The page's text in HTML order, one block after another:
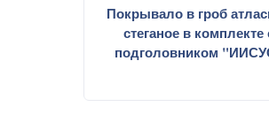
Покрывало в гроб
стеганое в комплекте
подголовником